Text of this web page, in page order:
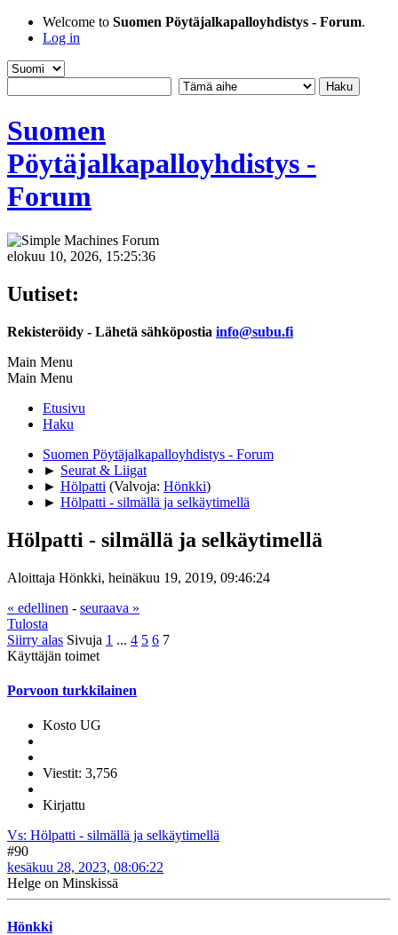
Welcome to Suomen Pöytäjalkapalloyhdistys - Forum.
Log in
Suomen
Pöytäjalkapalloyhdistys -
Forum
elokuu 10, 2026, 15:25:36
Uutiset:
Rekisteröidy - Lähetä sähköpostia info@subu.fi
Main Menu
Main Menu
Etusivu
Haku
Suomen Pöytäjalkapalloyhdistys - Forum
► Seurat & Liigat
► Hölpatti (Valvoja: Hönkki)
► Hölpatti - silmällä ja selkäytimellä
Hölpatti - silmällä ja selkäytimellä
Aloittaja Hönkki, heinäkuu 19, 2019, 09:46:24
« edellinen - seuraava »
Tulosta
Siirry alas Sivuja 1 ... 4 5 6 7
Käyttäjän toimet
Porvoon turkkilainen
Kosto UG
Viestit: 3,756
Kirjattu
Vs: Hölpatti - silmällä ja selkäytimellä
#90
kesäkuu 28, 2023, 08:06:22
Helge on Minskissä
Hönkki